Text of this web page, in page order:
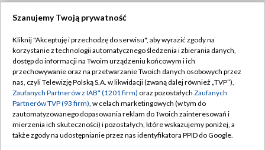
TVP
Abonament TVP
Emisja w TVP
Centrum informacji TVP
Naziemna Telewizja Cyfrowa
Regulamin TVP
Polityka prywatności
Moje zgody
Pomoc
Szanujemy Twoją prywatność
Kliknij "Akceptuję i przechodzę do serwisu", aby wyrazić zgody na
korzystanie z technologii automatycznego śledzenia i zbierania danych,
dostęp do informacji na Twoim urządzeniu końcowym i ich
przechowywanie oraz na przetwarzanie Twoich danych osobowych przez
nas, czyli Telewizję Polską S.A. w likwidacji (zwaną dalej również „TVP”),
Zaufanych Partnerów z IAB* (1201 firm) oraz pozostałych Zaufanych
Partnerów TVP (93 firm), w celach marketingowych (w tym do
zautomatyzowanego dopasowania reklam do Twoich zainteresowań i
mierzenia ich skuteczności) i pozostałych, które wskazujemy poniżej, a
także zgody na udostępnianie przez nas identyfikatora PPID do Google.